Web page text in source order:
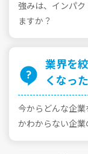
強みは、インパク
ますか？
業界を
くなった
今からどんな企
かわからない企業